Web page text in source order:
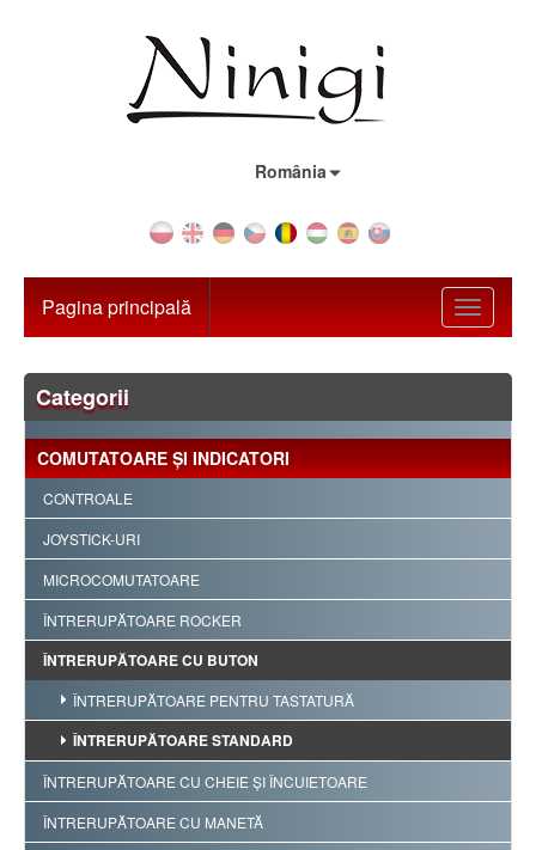
România
Toggle
Pagina principală
Categorii
COMUTATOARE ŞI INDICATORI
CONTROALE
JOYSTICK-URI
MICROCOMUTATOARE
ÎNTRERUPĂTOARE ROCKER
ÎNTRERUPĂTOARE CU BUTON
ÎNTRERUPĂTOARE PENTRU TASTATURĂ
ÎNTRERUPĂTOARE STANDARD
ÎNTRERUPĂTOARE CU CHEIE ŞI ÎNCUIETOARE
ÎNTRERUPĂTOARE CU MANETĂ